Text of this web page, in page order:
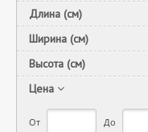
Длина (см)
Ширина (см)
Высота (см)
Цена
От До